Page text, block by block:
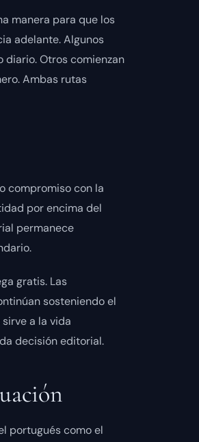
manera para que los
adelante. Algunos
diario. Otros comienzan
Ambas rutas
compromiso con la
por encima del
permanece
gratis. Las
sosteniendo el
a la vida
decisión editorial.
portugués como el